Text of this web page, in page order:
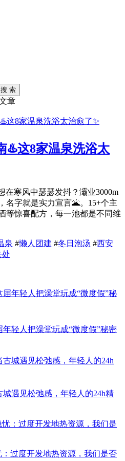
搜 索
章
♨️这8家温泉洗浴太
在寒风中瑟瑟发抖？灞业3000m
名字就是实力宣言🌋。15+个主
等惊喜配方，每一池都是不同维
泉 #懒人团建 #冬日泡汤 #西安
处
轻人把澡堂玩成“微度假”秘密
遇见松弛感，年轻人的24h精
过度开发地热资源，我们是否